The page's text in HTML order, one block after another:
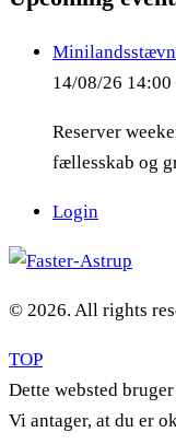
14/08/26
Reserver
fællesskab og
Login
© 2026. All rights
TOP
Dette websted
Vi antager, at du er